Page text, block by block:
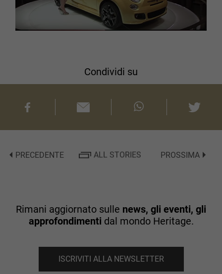
Condividi su
PRECEDENTE ALL STORIES PROSSIMA
Rimani aggiornato sulle news, gli eventi, gli
approfondimenti dal mondo Heritage.
ISCRIVITI ALLA NEWSLETTER